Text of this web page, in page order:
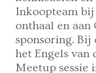
Inkoopteam
onthaal en
sponsoring. Bij
het Engels van
Meetup sessie